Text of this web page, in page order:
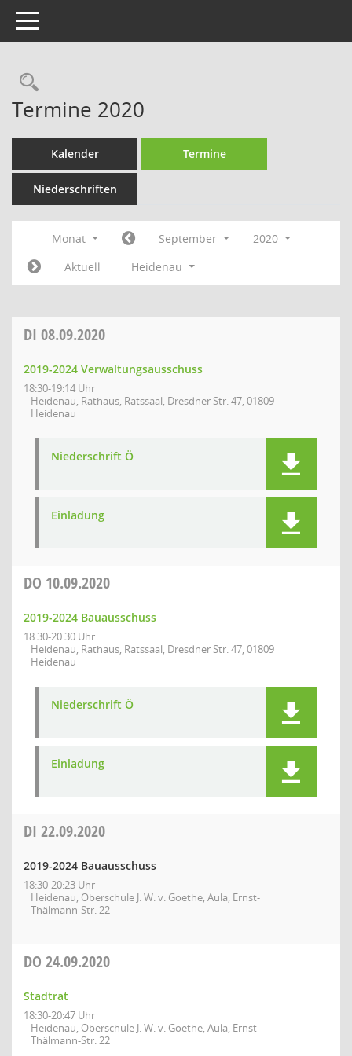
Toggle navigation
Rechercheauswahl
Termine 2020
Kalender Termine
Niederschriften
Monat September
2020
Aktuell
Heidenau
DI 08.09.2020
2019-2024 Verwaltungsausschuss
18:30-19:14 Uhr
Heidenau, Rathaus, Ratssaal, Dresdner Str. 47, 01809
Heidenau
Niederschrift Ö
Einladung
DO 10.09.2020
2019-2024 Bauausschuss
18:30-20:30 Uhr
Heidenau, Rathaus, Ratssaal, Dresdner Str. 47, 01809
Heidenau
Niederschrift Ö
Einladung
DI 22.09.2020
2019-2024 Bauausschuss
18:30-20:23 Uhr
Heidenau, Oberschule J. W. v. Goethe, Aula, Ernst-
Thälmann-Str. 22
DO 24.09.2020
Stadtrat
18:30-20:47 Uhr
Heidenau, Oberschule J. W. v. Goethe, Aula, Ernst-
Thälmann-Str. 22